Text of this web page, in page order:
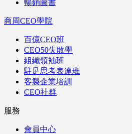
暢銷圖書
商周CEO學院
百億CEO班
CEO50失敗學
組織領袖班
駐足思考表達班
客製企業培訓
CEO社群
服務
會員中心